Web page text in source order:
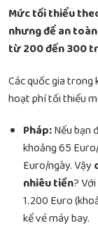
Mức tối thiểu
nhưng để an
từ 200 đến 300
Các quốc gia trong
hoạt phí tối thiểu
Pháp:Nếu bạn
khoảng 65
Euro/ngày. Vậy
nhiêu tiền?
1.200 Euro
kể vé máy bay.